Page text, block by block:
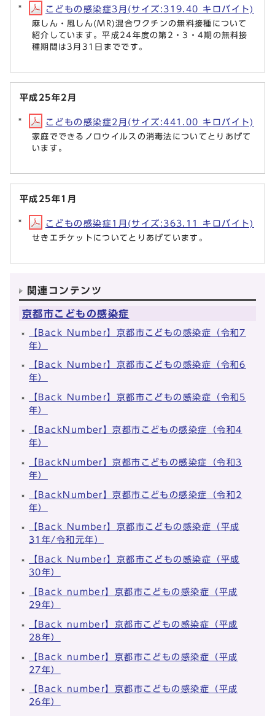
こどもの感染症3月(サイズ:319.40 キロバイト)
麻しん・風しん(MR)混合ワクチンの無料接種について
紹介しています。平成24年度の第2・3・4期の無料接
種期間は3月31日までです。
平成25年2月
こどもの感染症2月(サイズ:441.00 キロバイト)
家庭でできるノロウイルスの消毒法についてとりあげて
います。
平成25年1月
こどもの感染症1月(サイズ:363.11 キロバイト)
せきエチケットについてとりあげています。
関連コンテンツ
京都市こどもの感染症
【Back Number】京都市こどもの感染症（令和7
年）
【Back Number】京都市こどもの感染症（令和6
年）
【Back Number】京都市こどもの感染症（令和5
年）
【BackNumber】京都市こどもの感染症（令和4
年）
【BackNumber】京都市こどもの感染症（令和3
年）
【BackNumber】京都市こどもの感染症（令和2
年）
【Back Number】京都市こどもの感染症（平成
31年/令和元年）
【Back Number】京都市こどもの感染症（平成
30年）
【Back number】京都市こどもの感染症（平成
29年）
【Back number】京都市こどもの感染症（平成
28年）
【Back number】京都市こどもの感染症（平成
27年）
【Back number】京都市こどもの感染症（平成
26年）